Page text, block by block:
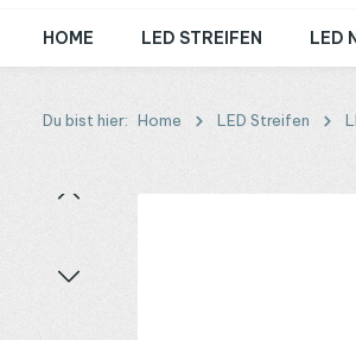
HOME LED STREIFEN LED
Du bist hier: Home LED Streifen
Bildergalerie überspringen